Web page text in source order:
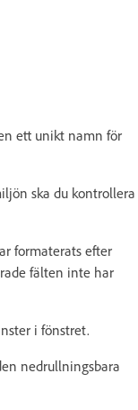
ett unikt namn för
ska du kontrollera
formaterats efter
fälten inte har
i fönstret.
nedrullningsbara